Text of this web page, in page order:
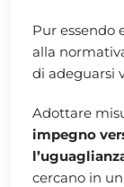
Pur essendo
alla
di adeguarsi
Adottare
impegno
cercano in